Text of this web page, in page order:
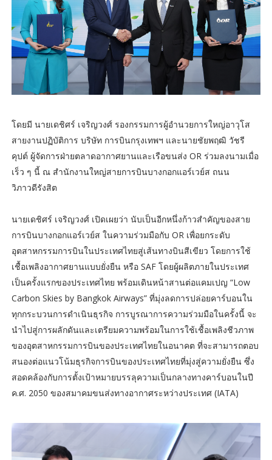
โดยมี นายเดชิศร์ เจริญวงศ์ รองกรรมการผู้อำนวยการใหญ่อาวุโส
สายงานปฏิบัติการ บริษัท การบินกรุงเทพฯ และนายชัยพฤฒิ วัชรี
คุปต์ ผู้จัดการฝ่ายตลาดอากาศยานและเรือขนส่ง OR ร่วมลงนามเมื่อ
เร็ว ๆ นี้ ณ สำนักงานใหญ่สายการบินบางกอกแอร์เวย์ส ถนน
วิภาวดีรังสิต
นายเดชิศร์ เจริญวงศ์ เปิดเผยว่า นับเป็นอีกหนึ่งก้าวสำคัญของสาย
การบินบางกอกแอร์เวย์ส ในความร่วมมือกับ OR เพื่อยกระดับ
อุตสาหกรรมการบินในประเทศไทยสู่เส้นทางบินสีเขียว โดยการใช้
เชื้อเพลิงอากาศยานแบบยั่งยืน หรือ SAF โดยผู้ผลิตภายในประเทศ
เป็นครั้งแรกของประเทศไทย พร้อมเดินหน้าสานต่อแคมเปญ “Low
Carbon Skies by Bangkok Airways” ที่มุ่งลดการปล่อยคาร์บอนใน
ทุกกระบวนการดำเนินธุรกิจ การบูรณาการความร่วมมือในครั้งนี้ จะ
นำไปสู่การผลักดันและเตรียมความพร้อมในการใช้เชื้อเพลิงชีวภาพ
ของอุตสาหกรรมการบินของประเทศไทยในอนาคต ที่จะสามารถตอบ
สนองต่อแนวโน้มธุรกิจการบินของประเทศไทยที่มุ่งสู่ความยั่งยืน ซึ่ง
สอดคล้องกับการตั้งเป้าหมายบรรลุความเป็นกลางทางคาร์บอนในปี
ค.ศ. 2050 ของสมาคมขนส่งทางอากาศระหว่างประเทศ (IATA)